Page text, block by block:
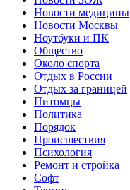
Новости медицины
Новости Москвы
Ноутбуки и ПК
Общество
Около спорта
Отдых в России
Отдых за границей
Питомцы
Политика
Порядок
Происшествия
Психология
Ремонт и стройка
Софт